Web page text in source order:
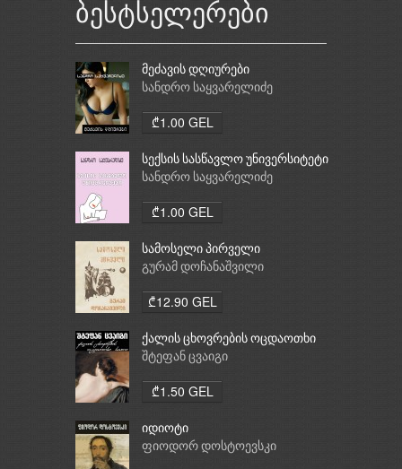
ბესტსელერები
მეძავის დღიურები
სანდრო საყვარელიძე
₾1.00 GEL
სექსის სასწავლო უნივერსიტეტი
სანდრო საყვარელიძე
₾1.00 GEL
სამოსელი პირველი
გურამ დოჩანაშვილი
₾12.90 GEL
ქალის ცხოვრების ოცდაოთხი
საათი
შტეფან ცვაიგი
₾1.50 GEL
იდიოტი
ფიოდორ დოსტოევსკი